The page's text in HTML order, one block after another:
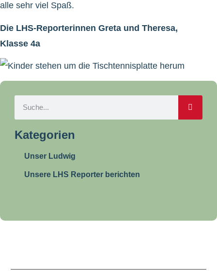
alle sehr viel Spaß.
Die LHS-Reporterinnen Greta und Theresa,
Klasse 4a
Kategorien
Unser Ludwig
Unsere LHS Reporter berichten